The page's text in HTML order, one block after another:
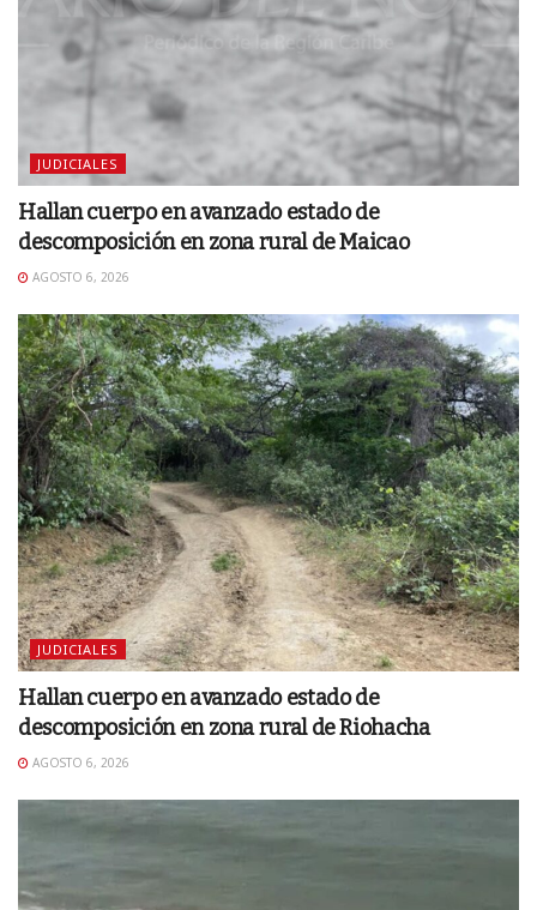
JUDICIALES
Hallan cuerpo en avanzado estado de
descomposición en zona rural de Maicao
AGOSTO 6, 2026
JUDICIALES
Hallan cuerpo en avanzado estado de
descomposición en zona rural de Riohacha
AGOSTO 6, 2026